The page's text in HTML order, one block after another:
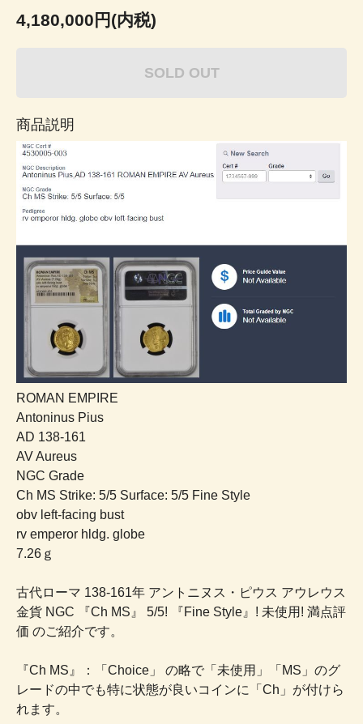
4,180,000円(内税)
SOLD OUT
商品説明
ROMAN EMPIRE
Antoninus Pius
AD 138-161
AV Aureus
NGC Grade
Ch MS Strike: 5/5 Surface: 5/5 Fine Style
obv left-facing bust
rv emperor hldg. globe
7.26ｇ
古代ローマ 138-161年 アントニヌス・ピウス アウレウス
金貨 NGC 『Ch MS』 5/5! 『Fine Style』! 未使用! 満点評
価 のご紹介です。
『Ch MS』：「Choice」 の略で「未使用」「MS」のグ
レードの中でも特に状態が良いコインに「Ch」が付けら
れます。